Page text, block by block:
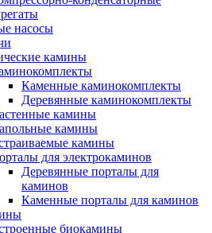
насосы
камины
Каменные каминокомплекты
Деревянные каминокомплекты
камины
камины
камины
для электрокаминов
Деревянные порталы для
каминов
Каменные порталы для каминов
биокамины